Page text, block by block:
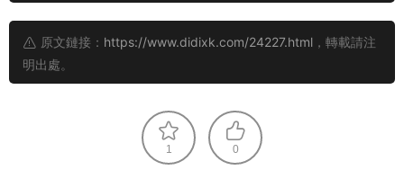
原文鏈接： https://www.didixk.com/24227.html ，轉載請注
明出處。
1 0